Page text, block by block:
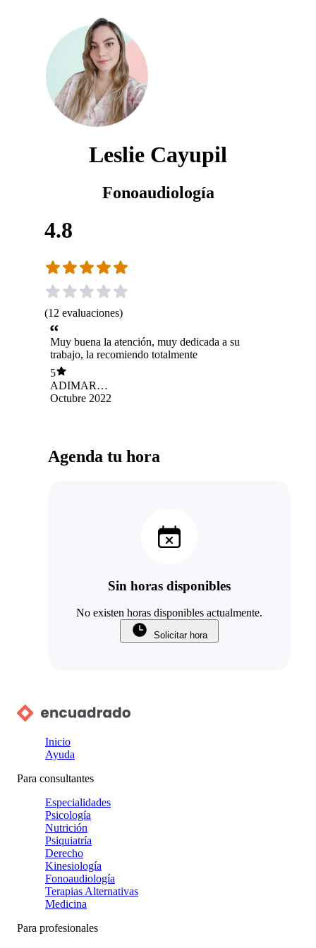
Leslie Cayupil
Fonoaudiología
4.8
(12 evaluaciones)
Muy buena la atención, muy dedicada a su
trabajo, la recomiendo totalmente
5
ADIMAR
CASTILLO
Octubre 2022
Agenda tu hora
Sin horas disponibles
No existen horas disponibles actualmente.
Solicitar hora
Inicio
Ayuda
Para consultantes
Especialidades
Psicología
Nutrición
Psiquiatría
Derecho
Kinesiología
Fonoaudiología
Terapias Alternativas
Medicina
Para profesionales